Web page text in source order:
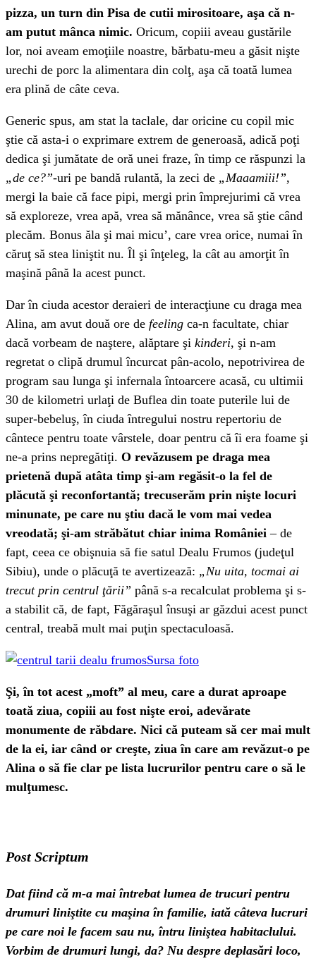
pizza, un turn din Pisa de cutii mirositoare, aşa că n-
am putut mânca nimic. Oricum, copiii aveau gustările
lor, noi aveam emoţiile noastre, bărbatu-meu a găsit nişte
urechi de porc la alimentara din colţ, aşa că toată lumea
era plină de câte ceva.
Generic spus, am stat la taclale, dar oricine cu copil mic
ştie că asta-i o exprimare extrem de generoasă, adică poţi
dedica şi jumătate de oră unei fraze, în timp ce răspunzi la
„de ce?”-uri pe bandă rulantă, la zeci de „Maaamiii!”,
mergi la baie că face pipi, mergi prin împrejurimi că vrea
să exploreze, vrea apă, vrea să mănânce, vrea să ştie când
plecăm. Bonus ăla şi mai micu’, care vrea orice, numai în
căruţ să stea liniştit nu. Îl şi înţeleg, la cât au amorţit în
maşină până la acest punct.
Dar în ciuda acestor deraieri de interacţiune cu draga mea
Alina, am avut două ore de feeling ca-n facultate, chiar
dacă vorbeam de naştere, alăptare şi kinderi, şi n-am
regretat o clipă drumul încurcat pân-acolo, nepotrivirea de
program sau lunga şi infernala întoarcere acasă, cu ultimii
30 de kilometri urlaţi de Buflea din toate puterile lui de
super-bebeluş, în ciuda întregului nostru repertoriu de
cântece pentru toate vârstele, doar pentru că îi era foame şi
ne-a prins nepregătiţi. O revăzusem pe draga mea
prietenă după atâta timp şi-am regăsit-o la fel de
plăcută şi reconfortantă; trecuserăm prin nişte locuri
minunate, pe care nu ştiu dacă le vom mai vedea
vreodată; şi-am străbătut chiar inima României – de
fapt, ceea ce obişnuia să fie satul Dealu Frumos (judeţul
Sibiu), unde o plăcuţă te avertizează: „Nu uita, tocmai ai
trecut prin centrul ţării” până s-a recalculat problema şi s-
a stabilit că, de fapt, Făgăraşul însuşi ar găzdui acest punct
central, treabă mult mai puţin spectaculoasă.
Sursa foto
Şi, în tot acest „moft” al meu, care a durat aproape
toată ziua, copiii au fost nişte eroi, adevărate
monumente de răbdare. Nici că puteam să cer mai mult
de la ei, iar când or creşte, ziua în care am revăzut-o pe
Alina o să fie clar pe lista lucrurilor pentru care o să le
mulţumesc.
Post Scriptum
Dat fiind că m-a mai întrebat lumea de trucuri pentru
drumuri liniştite cu maşina în familie, iată câteva lucruri
pe care noi le facem sau nu, întru liniştea habitaclului.
Vorbim de drumuri lungi, da? Nu despre deplasări loco,